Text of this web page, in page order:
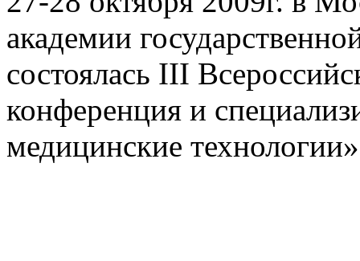
академии
состоялась III
конференция и
медицинские